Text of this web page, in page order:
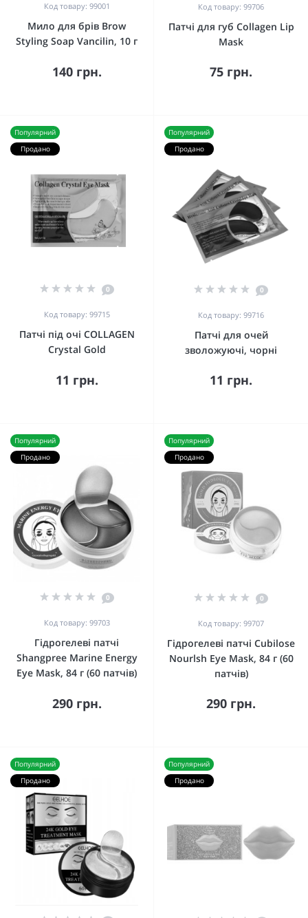
Код товару: 99001
Мило для брів Brow
Styling Soap Vancilin, 10 г
140 грн.
Код товару: 99706
Патчі для губ Collagen Lip
Mask
75 грн.
Популярний
Продано
0
Код товару: 99715
Патчі під очі COLLAGEN
Crystal Gold
11 грн.
Популярний
Продано
0
Код товару: 99716
Патчі для очей
зволожуючі, чорні
11 грн.
Популярний
Продано
0
Код товару: 99703
Гідрогелеві патчі
Shangpree Marine Energy
Eye Mask, 84 г (60 патчів)
290 грн.
Популярний
Продано
0
Код товару: 99707
Гідрогелеві патчі Cubilose
Nourlsh Eye Mask, 84 г (60
патчів)
290 грн.
Популярний
Продано
Популярний
Продано